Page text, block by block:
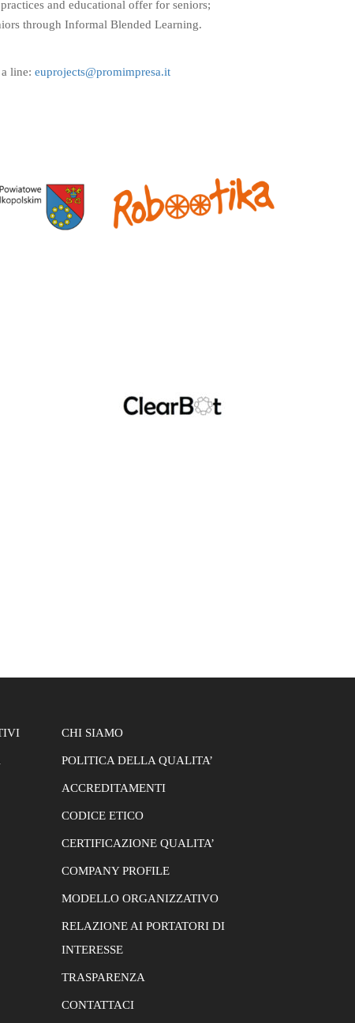
and educational offer for seniors;
through Informal Blended Learning.
line: euprojects@promimpresa.it
CHI SIAMO
POLITICA DELLA QUALITA’
ACCREDITAMENTI
CODICE ETICO
CERTIFICAZIONE QUALITA’
COMPANY PROFILE
MODELLO ORGANIZZATIVO
RELAZIONE AI PORTATORI DI
INTERESSE
TRASPARENZA
CONTATTACI